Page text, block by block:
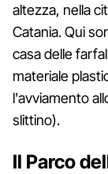
altezza, nella
Catania. Qui
casa delle
materiale
l'avviamento
slittino).
Il Parco